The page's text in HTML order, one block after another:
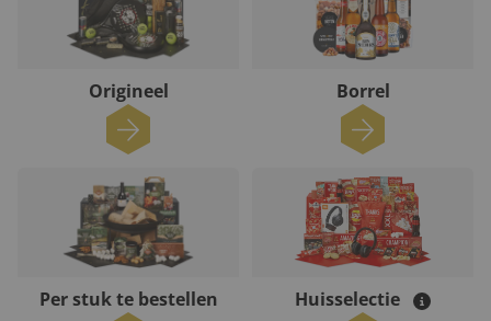
Origineel Borrel
Per stuk te bestellen Huisselectie